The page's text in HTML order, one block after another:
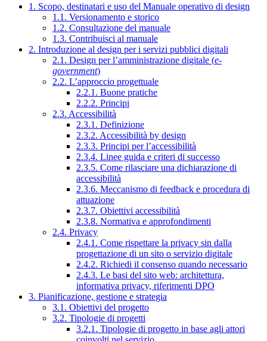
1. Scopo, destinatari e uso del Manuale operativo di design
1.1. Versionamento e storico
1.2. Consultazione del manuale
1.3. Contribuisci al manuale
2. Introduzione al design per i servizi pubblici digitali
2.1. Design per l’amministrazione digitale (e-
government)
2.2. L’approccio progettuale
2.2.1. Buone pratiche
2.2.2. Principi
2.3. Accessibilità
2.3.1. Definizione
2.3.2. Accessibilità by design
2.3.3. Principi per l’accessibilità
2.3.4. Linee guida e criteri di successo
2.3.5. Come rilasciare una dichiarazione di
accessibilità
2.3.6. Meccanismo di feedback e procedura di
attuazione
2.3.7. Obiettivi accessibilità
2.3.8. Normativa e approfondimenti
2.4. Privacy
2.4.1. Come rispettare la privacy sin dalla
progettazione di un sito o servizio digitale
2.4.2. Richiedi il consenso quando necessario
2.4.3. Le basi del sito web: architettura,
informativa privacy, riferimenti DPO
3. Pianificazione, gestione e strategia
3.1. Obiettivi del progetto
3.2. Tipologie di progetti
3.2.1. Tipologie di progetto in base agli attori